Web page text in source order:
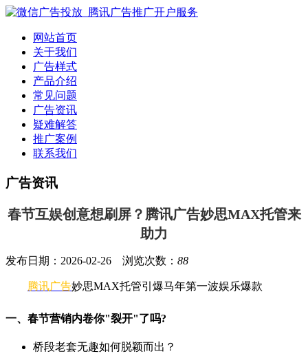
网站首页
关于我们
广告样式
产品介绍
常见问题
广告资讯
疑难解答
推广案例
联系我们
广告资讯
春节互娱创意想刷屏？腾讯广告妙思MAX托管来
助力
发布日期：2026-02-26 浏览次数： 88
腾讯广告妙思MAX托管引爆马年第一波娱乐爆款
一、春节营销内卷你"裂开"了吗?
桥段老套无趣如何脱颖而出？